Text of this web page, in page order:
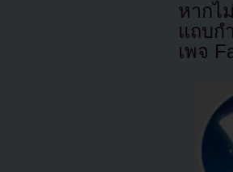
หากไ
แถบก
เพจ